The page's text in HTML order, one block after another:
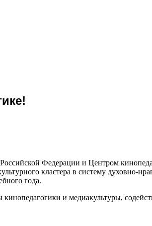
Федерации и Центром
кластера в систему духовно-
года.
и медиакультуры,